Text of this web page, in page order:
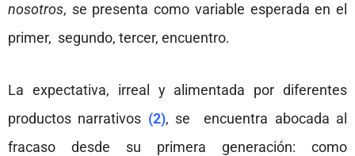
nosotros, se presenta como variable esperada en el
primer, segundo, tercer, encuentro.
La expectativa, irreal y alimentada por diferentes
productos narrativos (2), se encuentra abocada al
fracaso desde su primera generación: como